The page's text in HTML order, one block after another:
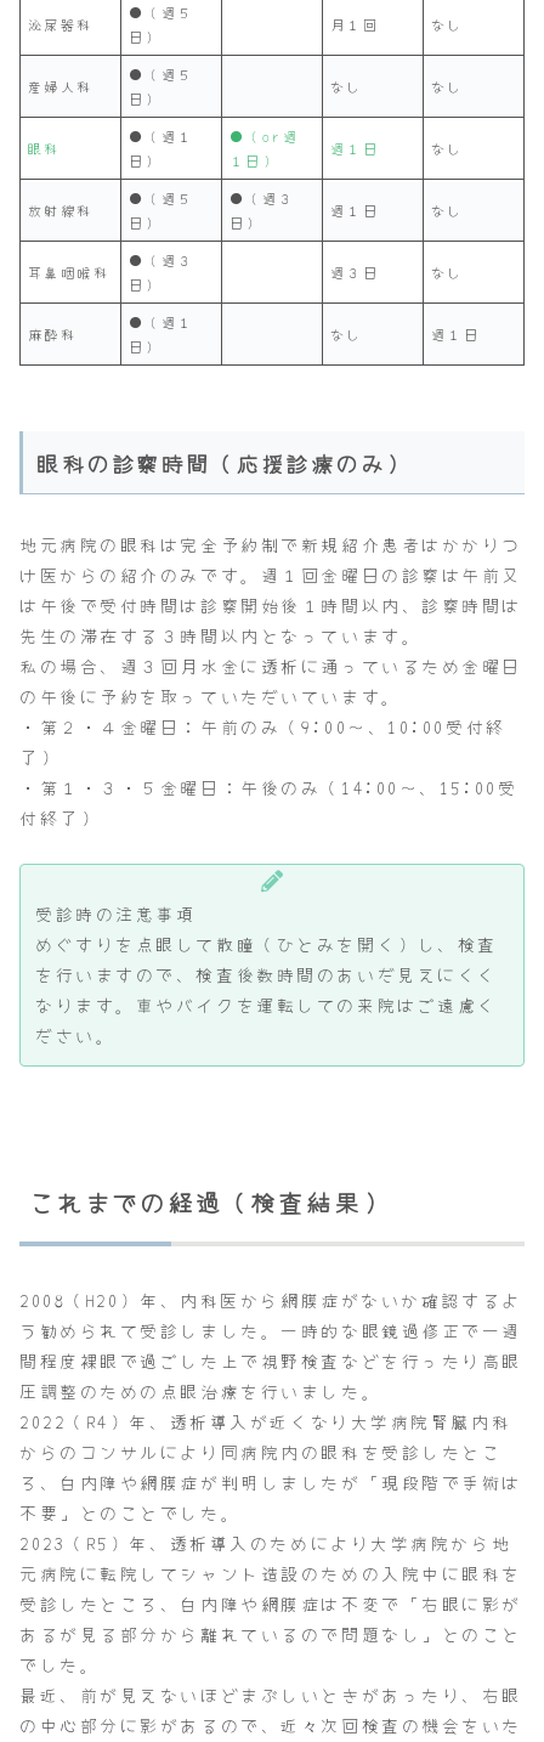
泌尿器科
●（週５
日）
月１回 なし
産婦人科
●（週５
日）
なし なし
眼科
●（週１
日）
●（or週
１日）
週１日 なし
放射線科
●（週５
日）
●（週３
日）
週１日 なし
耳鼻咽喉科
●（週３
日）
週３日 なし
麻酔科
●（週１
日）
なし 週１日
眼科の診察時間（応援診療のみ）
地元病院の眼科は完全予約制で新規紹介患者はかかりつ
け医からの紹介のみです。週１回金曜日の診察は午前又
は午後で受付時間は診察開始後１時間以内、診察時間は
先生の滞在する３時間以内となっています。
私の場合、週３回月水金に透析に通っているため金曜日
の午後に予約を取っていただいています。
・第２・４金曜日：午前のみ（9:00～、10:00受付終
了）
・第１・３・５金曜日：午後のみ（14:00～、15:00受
付終了）
受診時の注意事項
めぐすりを点眼して散瞳（ひとみを開く）し、検査
を行いますので、検査後数時間のあいだ見えにくく
なります。車やバイクを運転しての来院はご遠慮く
ださい。
これまでの経過（検査結果）
2008（H20）年、内科医から網膜症がないか確認するよ
う勧められて受診しました。一時的な眼鏡過修正で一週
間程度裸眼で過ごした上で視野検査などを行ったり高眼
圧調整のための点眼治療を行いました。
2022（R4）年、透析導入が近くなり大学病院腎臓内科
からのコンサルにより同病院内の眼科を受診したとこ
ろ、白内障や網膜症が判明しましたが「現段階で手術は
不要」とのことでした。
2023（R5）年、透析導入のためにより大学病院から地
元病院に転院してシャント造設のための入院中に眼科を
受診したところ、白内障や網膜症は不変で「右眼に影が
あるが見る部分から離れているので問題なし」とのこと
でした。
最近、前が見えないほどまぶしいときがあったり、右眼
の中心部分に影があるので、近々次回検査の機会をいた